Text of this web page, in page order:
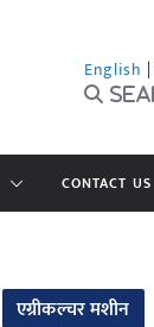
English |
CONTACT US
एग्रीकल्चर मशीन